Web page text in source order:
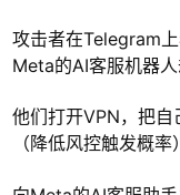
攻击者在Telegram
Meta的AI客服机器
他们打开VPN，把自
（降低风控触发概率